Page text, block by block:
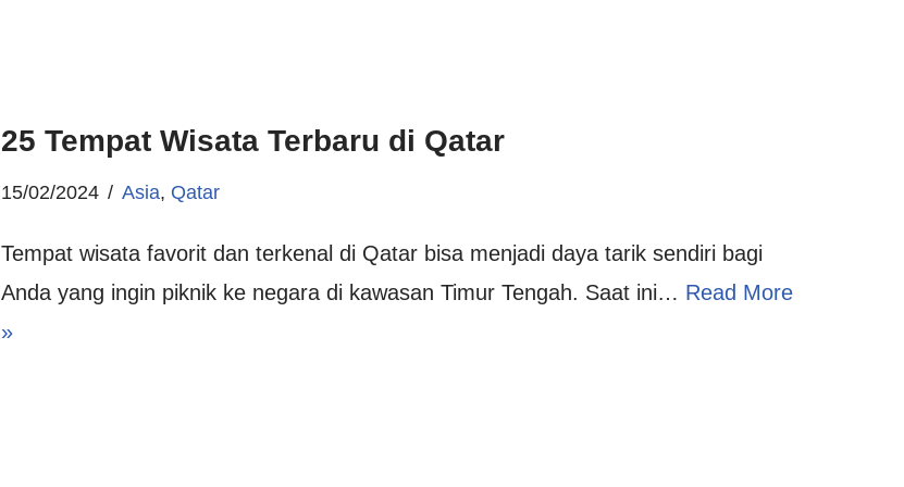
25 Tempat Wisata Terbaru di Qatar
15/02/2024 Asia, Qatar
Tempat wisata favorit dan terkenal di Qatar bisa menjadi daya tarik sendiri bagi
Anda yang ingin piknik ke negara di kawasan Timur Tengah. Saat ini… Read More
»